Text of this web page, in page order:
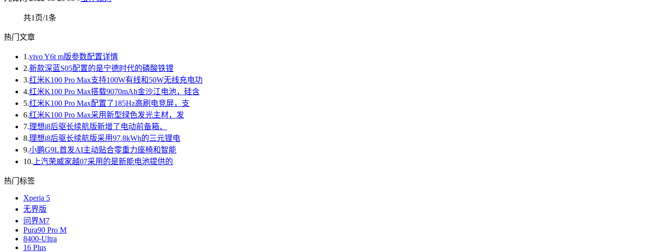
共1页/1条
热门文章
1.vivo Y6t m版参数配置详情
2.新款深蓝S05配置的是宁德时代的磷酸铁锂
3.红米K100 Pro Max支持100W有线和50W无线充电功
4.红米K100 Pro Max搭载9070mAh金沙江电池，硅含
5.红米K100 Pro Max配置了185Hz高刷电竞屏，支
6.红米K100 Pro Max采用新型绿色发光主材，发
7.理想i8后驱长续航版新增了电动前备箱、
8.理想i8后驱长续航版采用97.8kWh的三元锂电
9.小鹏G9L首发AI主动贴合零重力座椅和智能
10. 上汽荣威家越07采用的是新能电池提供的
热门标签
Xperia 5
无界版
问界M7
Pura90 Pro M
8400-Ultra
16 Plus